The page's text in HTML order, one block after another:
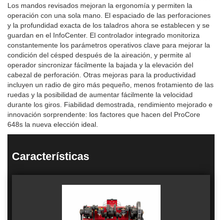
Los mandos revisados mejoran la ergonomía y permiten la
operación con una sola mano. El espaciado de las perforaciones
y la profundidad exacta de los taladros ahora se establecen y se
guardan en el InfoCenter. El controlador integrado monitoriza
constantemente los parámetros operativos clave para mejorar la
condición del césped después de la aireación, y permite al
operador sincronizar fácilmente la bajada y la elevación del
cabezal de perforación. Otras mejoras para la productividad
incluyen un radio de giro más pequeño, menos frotamiento de las
ruedas y la posibilidad de aumentar fácilmente la velocidad
durante los giros. Fiabilidad demostrada, rendimiento mejorado e
innovación sorprendente: los factores que hacen del ProCore
648s la nueva elección ideal.
Características